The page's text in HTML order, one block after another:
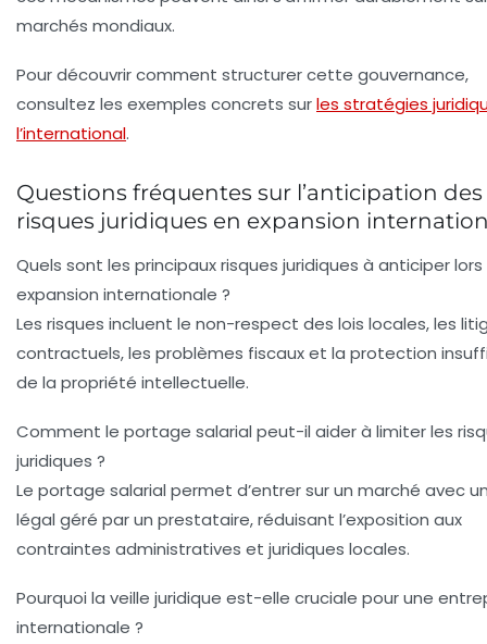
marchés mondiaux.
Pour découvrir comment structurer cette gouvernance,
consultez les exemples concrets surles stratégies
l’international.
Questions fréquentes sur l’anticipation des
risques juridiques en expansion
Quels sont les principaux risques juridiques à anticiper lors
expansion internationale ?
Les risques incluent le non-respect des lois locales, les
contractuels, les problèmes fiscaux et la protection
de la propriété intellectuelle.
Comment le portage salarial peut-il aider à limiter les
juridiques ?
Le portage salarial permet d’entrer sur un marché avec
légal géré par un prestataire, réduisant l’exposition aux
contraintes administratives et juridiques locales.
Pourquoi la veille juridique est-elle cruciale pour une
internationale ?